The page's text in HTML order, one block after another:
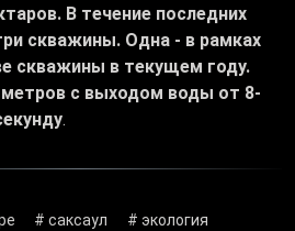
В течение последних
скважины. Одна - в рамках
скважины в текущем году.
метров с выходом воды от 8-
.
# саксаул
# экология